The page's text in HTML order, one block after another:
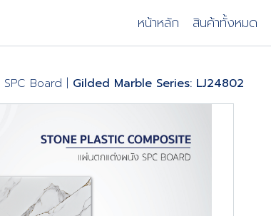
หน้าหลัก สินค้าทั้งหมด
SPC Board | Gilded Marble Series: LJ24802